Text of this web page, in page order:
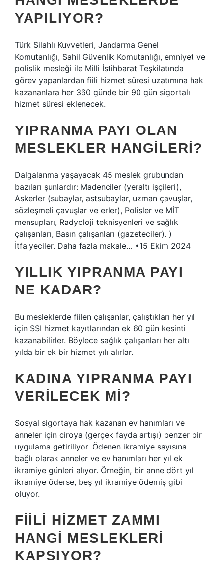
YAPILIYOR?
Türk Silahlı Kuvvetleri, Jandarma Genel
Komutanlığı, Sahil Güvenlik Komutanlığı, emniyet ve
polislik mesleği ile Milli İstihbarat Teşkilatında
görev yapanlardan fiili hizmet süresi uzatımına hak
kazananlara her 360 günde bir 90 gün sigortalı
hizmet süresi eklenecek.
YIPRANMA PAYI OLAN
MESLEKLER HANGILERI?
Dalgalanma yaşayacak 45 meslek grubundan
bazıları şunlardır: Madenciler (yeraltı işçileri),
Askerler (subaylar, astsubaylar, uzman çavuşlar,
sözleşmeli çavuşlar ve erler), Polisler ve MİT
mensupları, Radyoloji teknisyenleri ve sağlık
çalışanları, Basın çalışanları (gazeteciler). )
İtfaiyeciler. Daha fazla makale… •15 Ekim 2024
YILLIK YIPRANMA PAYI
NE KADAR?
Bu mesleklerde fiilen çalışanlar, çalıştıkları her yıl
için SSI hizmet kayıtlarından ek 60 gün kesinti
kazanabilirler. Böylece sağlık çalışanları her altı
yılda bir ek bir hizmet yılı alırlar.
KADINA YIPRANMA PAYI
VERILECEK MI?
Sosyal sigortaya hak kazanan ev hanımları ve
anneler için ciroya (gerçek fayda artışı) benzer bir
uygulama getiriliyor. Ödenen ikramiye sayısına
bağlı olarak anneler ve ev hanımları her yıl ek
ikramiye günleri alıyor. Örneğin, bir anne dört yıl
ikramiye öderse, beş yıl ikramiye ödemiş gibi
oluyor.
FIILI HIZMET ZAMMI
HANGI MESLEKLERI
KAPSIYOR?